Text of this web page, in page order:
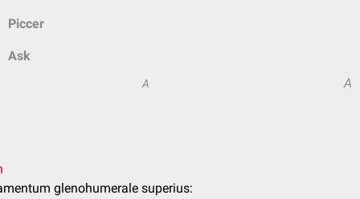
Piccer
Ask
A A
glenohumerale superius: